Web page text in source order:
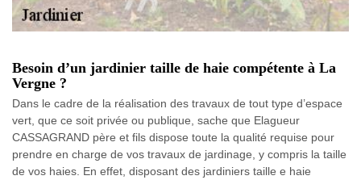
Besoin d’un jardinier taille de haie compétente à La
Vergne ?
Dans le cadre de la réalisation des travaux de tout type d’espace
vert, que ce soit privée ou publique, sache que Elagueur
CASSAGRAND père et fils dispose toute la qualité requise pour
prendre en charge de vos travaux de jardinage, y compris la taille
de vos haies. En effet, disposant des jardiniers taille e haie